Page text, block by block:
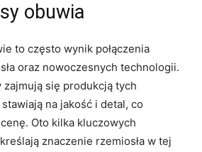
obuwia
to ​często wynik połączenia⁣
oraz nowoczesnych technologii.⁢
zajmują się produkcją ⁢tych
⁢na ⁣jakość i detal, ​co
Oto kilka kluczowych
znaczenie rzemiosła w tej